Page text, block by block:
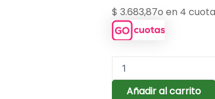
$ 3.683,87o en 4
Añadir al carrito